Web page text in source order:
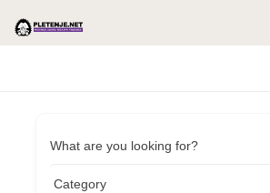
What are you looking for?